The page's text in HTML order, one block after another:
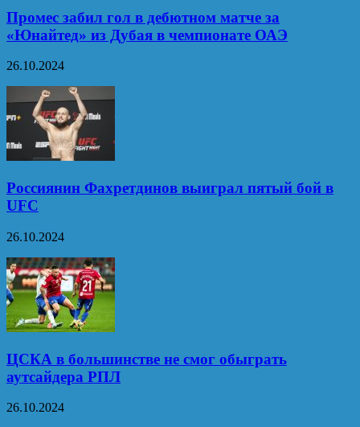
Промес забил гол в дебютном матче за
«Юнайтед» из Дубая в чемпионате ОАЭ
26.10.2024
Россиянин Фахретдинов выиграл пятый бой в
UFC
26.10.2024
ЦСКА в большинстве не смог обыграть
аутсайдера РПЛ
26.10.2024